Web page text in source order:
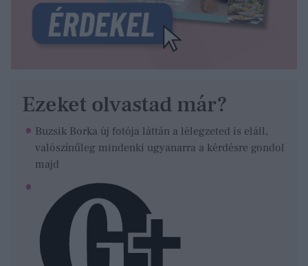
Ezeket olvastad már?
Buzsik Borka új fotója láttán a lélegzeted is eláll,
valószínűleg mindenki ugyanarra a kérdésre gondol
majd